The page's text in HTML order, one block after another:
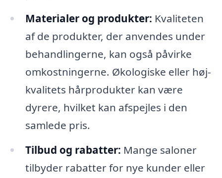
Materialer og produkter: Kvaliteten
af de produkter, der anvendes under
behandlingerne, kan også påvirke
omkostningerne. Økologiske eller høj-
kvalitets hårprodukter kan være
dyrere, hvilket kan afspejles i den
samlede pris.
Tilbud og rabatter: Mange saloner
tilbyder rabatter for nye kunder eller